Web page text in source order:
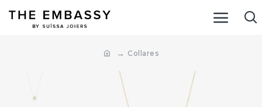
Collares